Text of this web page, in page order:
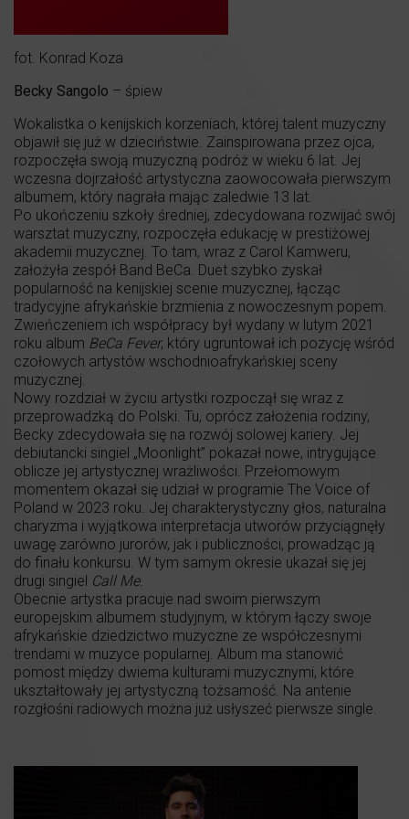
fot. Konrad Koza
Becky Sangolo – śpiew
Wokalistka o kenijskich korzeniach, której talent muzyczny
objawił się już w dzieciństwie. Zainspirowana przez ojca,
rozpoczęła swoją muzyczną podróż w wieku 6 lat. Jej
wczesna dojrzałość artystyczna zaowocowała pierwszym
albumem, który nagrała mając zaledwie 13 lat.
Po ukończeniu szkoły średniej, zdecydowana rozwijać swój
warsztat muzyczny, rozpoczęła edukację w prestiżowej
akademii muzycznej. To tam, wraz z Carol Kamweru,
założyła zespół Band BeCa. Duet szybko zyskał
popularność na kenijskiej scenie muzycznej, łącząc
tradycyjne afrykańskie brzmienia z nowoczesnym popem.
Zwieńczeniem ich współpracy był wydany w lutym 2021
roku album BeCa Fever, który ugruntował ich pozycję wśród
czołowych artystów wschodnioafrykańskiej sceny
muzycznej.
Nowy rozdział w życiu artystki rozpoczął się wraz z
przeprowadzką do Polski. Tu, oprócz założenia rodziny,
Becky zdecydowała się na rozwój solowej kariery. Jej
debiutancki singiel „Moonlight” pokazał nowe, intrygujące
oblicze jej artystycznej wrażliwości. Przełomowym
momentem okazał się udział w programie The Voice of
Poland w 2023 roku. Jej charakterystyczny głos, naturalna
charyzma i wyjątkowa interpretacja utworów przyciągnęły
uwagę zarówno jurorów, jak i publiczności, prowadząc ją
do finału konkursu. W tym samym okresie ukazał się jej
drugi singiel Call Me.
Obecnie artystka pracuje nad swoim pierwszym
europejskim albumem studyjnym, w którym łączy swoje
afrykańskie dziedzictwo muzyczne ze współczesnymi
trendami w muzyce popularnej. Album ma stanowić
pomost między dwiema kulturami muzycznymi, które
ukształtowały jej artystyczną tożsamość. Na antenie
rozgłośni radiowych można już usłyszeć pierwsze single.